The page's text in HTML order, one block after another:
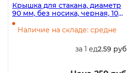
Крышка для стакана, диаметр
90 мм, без носика, черная, 100
штук
Наличие на складе: средне
за 1 ед2.59 руб